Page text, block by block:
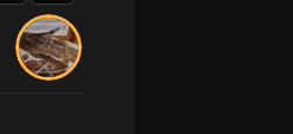
La mano que no encendió